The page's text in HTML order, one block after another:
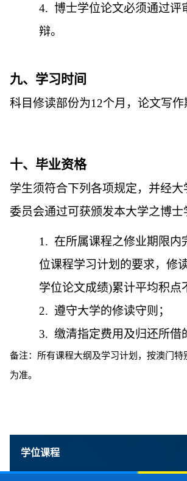
4. 博士学位论文必须通过评
辩。
九、学习时间
科目修读部份为12个月，论文写作
十、毕业资格
学生须符合下列各项规定，并经大
委员会通过可获颁发本大学之博士
1. 在所属课程之修业期限内
位课程学习计划的要求，修
学位论文成绩)累计平均积点
2. 遵守大学的修读守则；
3. 缴清指定费用及归还所借
备注：所有课程大纲及学习计划，按澳门特
为准。
学位课程